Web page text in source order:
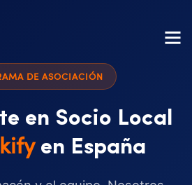
DE ASOCIACIÓN
en Socio Local
en España